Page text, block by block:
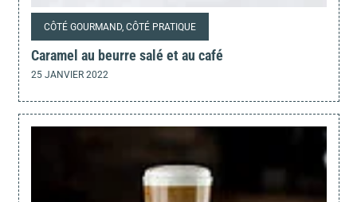
CÔTÉ GOURMAND, CÔTÉ PRATIQUE
Caramel au beurre salé et au café
25 JANVIER 2022